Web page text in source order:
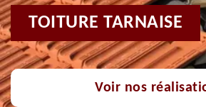
TOITURE TARNAISE
Voir nos